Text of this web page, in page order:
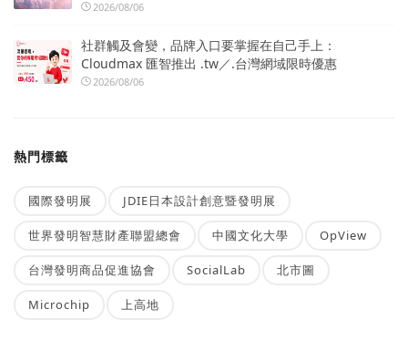
2026/08/06
社群觸及會變，品牌入口要掌握在自己手上：
Cloudmax 匯智推出 .tw／.台灣網域限時優惠
2026/08/06
熱門標籤
國際發明展 JDIE日本設計創意暨發明展
世界發明智慧財產聯盟總會 中國文化大學 OpView
台灣發明商品促進協會 SocialLab 北市圖
Microchip 上高地